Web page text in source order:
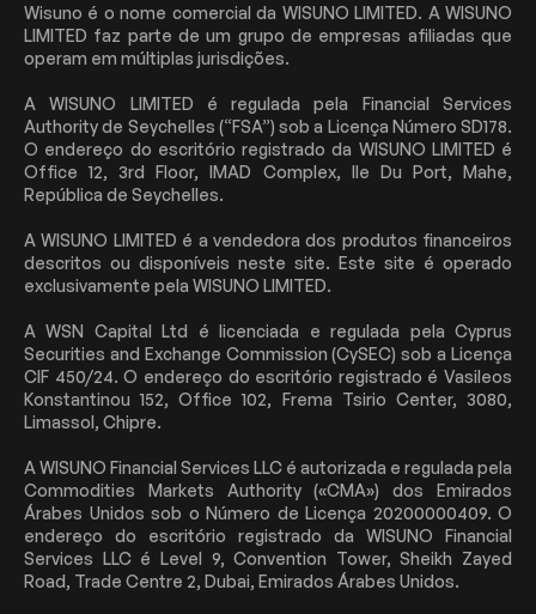
Wisuno é o nome comercial da WISUNO LIMITED. A WISUNO
LIMITED faz parte de um grupo de empresas afiliadas que
operam em múltiplas jurisdições.
A WISUNO LIMITED é regulada pela Financial Services
Authority de Seychelles (“FSA”) sob a Licença Número SD178.
O endereço do escritório registrado da WISUNO LIMITED é
Office 12, 3rd Floor, IMAD Complex, Ile Du Port, Mahe,
República de Seychelles.
A WISUNO LIMITED é a vendedora dos produtos financeiros
descritos ou disponíveis neste site. Este site é operado
exclusivamente pela WISUNO LIMITED.
A WSN Capital Ltd é licenciada e regulada pela Cyprus
Securities and Exchange Commission (CySEC) sob a Licença
CIF 450/24. O endereço do escritório registrado é Vasileos
Konstantinou 152, Office 102, Frema Tsirio Center, 3080,
Limassol, Chipre.
A WISUNO Financial Services LLC é autorizada e regulada pela
Commodities Markets Authority («CMA») dos Emirados
Árabes Unidos sob o Número de Licença 20200000409. O
endereço do escritório registrado da WISUNO Financial
Services LLC é Level 9, Convention Tower, Sheikh Zayed
Road, Trade Centre 2, Dubai, Emirados Árabes Unidos.